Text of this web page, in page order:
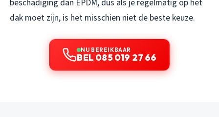
beschadiging dan EPDM, dus als je regelmatig op het
dak moet zijn, is het misschien niet de beste keuze.
NU BEREIKBAAR
BEL 085 019 27 66